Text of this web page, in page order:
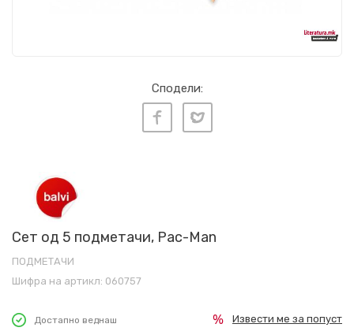
Сподели:
Сет од 5 подметачи, Pac-Man
ПОДМЕТАЧИ
Шифра на артикл: 060757
Достапно веднаш Извести ме за попуст